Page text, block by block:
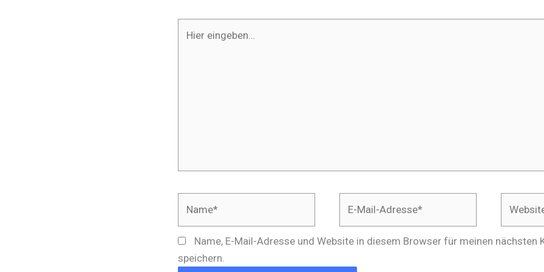
eingeben…
Adresse*
Name, E-Mail-Adresse und Website in diesem Browser für meinen nächsten
speichern.